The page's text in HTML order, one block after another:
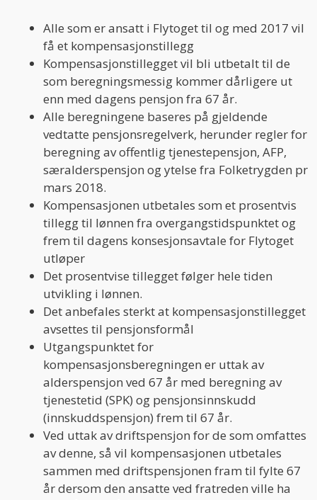
Alle som er ansatt i Flytoget til og med 2017 vil
få et kompensasjonstillegg
Kompensasjonstillegget vil bli utbetalt til de
som beregningsmessig kommer dårligere ut
enn med dagens pensjon fra 67 år.
Alle beregningene baseres på gjeldende
vedtatte pensjonsregelverk, herunder regler for
beregning av offentlig tjenestepensjon, AFP,
særalderspensjon og ytelse fra Folketrygden pr
mars 2018.
Kompensasjonen utbetales som et prosentvis
tillegg til lønnen fra overgangstidspunktet og
frem til dagens konsesjonsavtale for Flytoget
utløper
Det prosentvise tillegget følger hele tiden
utvikling i lønnen.
Det anbefales sterkt at kompensasjonstillegget
avsettes til pensjonsformål
Utgangspunktet for
kompensasjonsberegningen er uttak av
alderspensjon ved 67 år med beregning av
tjenestetid (SPK) og pensjonsinnskudd
(innskuddspensjon) frem til 67 år.
Ved uttak av driftspensjon for de som omfattes
av denne, så vil kompensasjonen utbetales
sammen med driftspensjonen fram til fylte 67
år dersom den ansatte ved fratreden ville ha